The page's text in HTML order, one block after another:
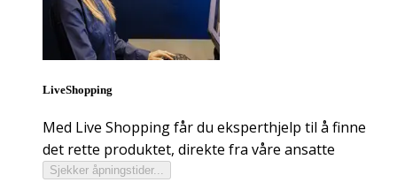
LiveShopping
Med Live Shopping får du eksperthjelp til å finne
det rette produktet, direkte fra våre ansatte
Sjekker åpningstider...